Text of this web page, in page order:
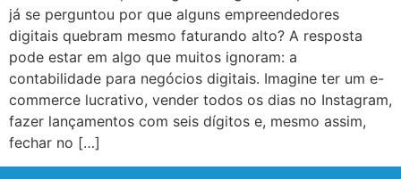
já se perguntou por que alguns empreendedores
digitais quebram mesmo faturando alto? A resposta
pode estar em algo que muitos ignoram: a
contabilidade para negócios digitais. Imagine ter um e-
commerce lucrativo, vender todos os dias no Instagram,
fazer lançamentos com seis dígitos e, mesmo assim,
fechar no […]